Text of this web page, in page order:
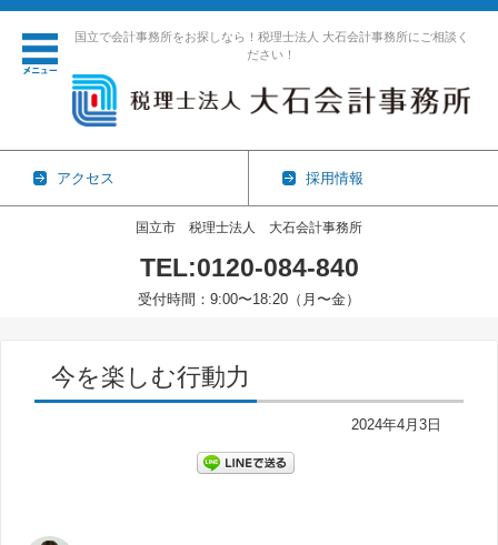
国立で会計事務所をお探しなら！税理士法人 大石会計事務所にご相談く
ださい！
アクセス 採用情報
国立市 税理士法人 大石会計事務所
TEL:0120-084-840
受付時間：9:00〜18:20（月〜金）
今を楽しむ行動力
2024年4月3日